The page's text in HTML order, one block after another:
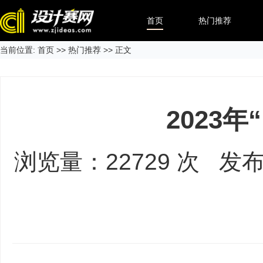
首页 热门推荐
当前位置: 首页 >> 热门推荐 >> 正文
2023年
浏览量： 22729 次 发